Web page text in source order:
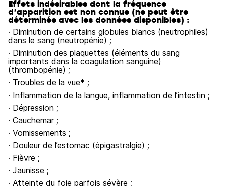
Effets indésirables dont la fréquence
d’apparition est non connue (ne peut être
déterminée avec les données disponibles) :
· Diminution de certains globules blancs (neutrophiles)
dans le sang (neutropénie) ;
· Diminution des plaquettes (éléments du sang
importants dans la coagulation sanguine)
(thrombopénie) ;
· Troubles de la vue* ;
· Inflammation de la langue, inflammation de l’intestin ;
· Dépression ;
· Cauchemar ;
· Vomissements ;
· Douleur de l’estomac (épigastralgie) ;
· Fièvre ;
· Jaunisse ;
· Atteinte du foie parfois sévère ;